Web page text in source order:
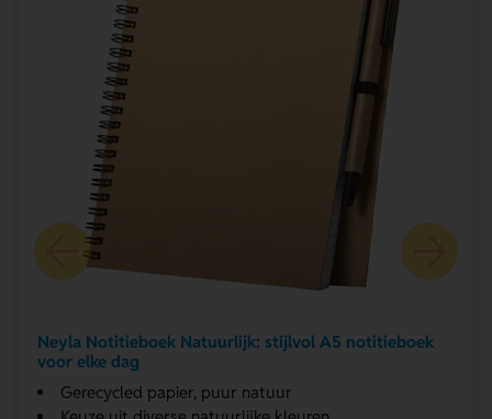
Neyla Notitieboek Natuurlijk: stijlvol A5 notitieboek
voor elke dag
Gerecycled papier, puur natuur